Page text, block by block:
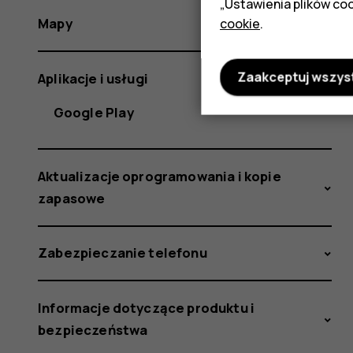
Mapy
Aplikacje i usługi
Google Play
Aktualizacje oprogramowania i kopie
zapasowe
Zabezpieczanie telefonu
Informacje dotyczące produktu i
bezpieczeństwa
„Ustawienia plików
cookie.
Zaakceptuj